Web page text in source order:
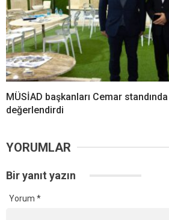
MÜSİAD başkanları Cemar
değerlendirdi
YORUMLAR
Bir yanıt yazın
Yorum *